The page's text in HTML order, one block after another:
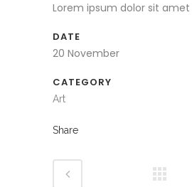
Lorem ipsum dolor sit amet
DATE
20 November
CATEGORY
Art
Share